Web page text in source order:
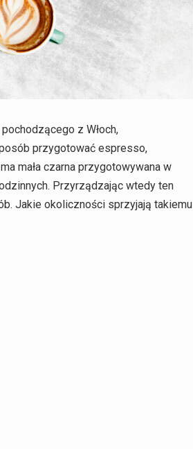
z Włoch,
przygotować espresso,
mała czarna przygotowywana w
Przyrządzając wtedy ten
Jakie okoliczności sprzyjają takiemu